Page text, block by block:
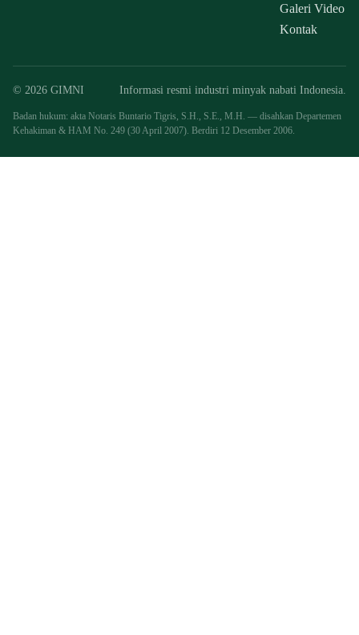
Galeri Video
Kontak
© 2026 GIMNI Informasi resmi industri minyak nabati Indonesia.
Badan hukum: akta Notaris Buntario Tigris, S.H., S.E., M.H. — disahkan Departemen
Kehakiman & HAM No. 249 (30 April 2007). Berdiri 12 Desember 2006.